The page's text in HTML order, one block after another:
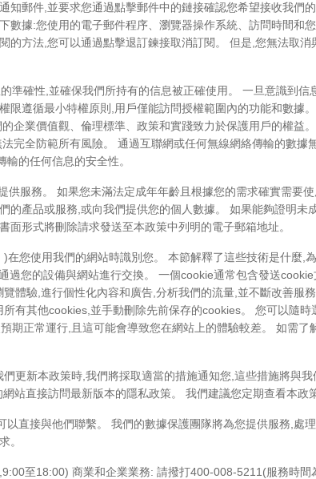
郵件,並要求您通過點擊郵件中的鏈接確認您希望接收我們
據:您使用的電子郵件程序、瀏覽器操作系統、訪問時間和
方法,您可以通過點擊退訂鍊接取消訂閱。 但是,您無法取
確性,並確保我們所持有的信息被正確使用。 一旦意識到信
遵循最小特權原則,用戶僅能訪問授權範圍內的功能和數據
企業價值觀、倫理標準、政策和實踐致力於保護用戶的權益
完全防範所有風險。 通過互聯網或任何無線網絡傳輸的數據
的任何信息的安全性。
服務。 如果您未滿法定成年年齡且根據您的需求確實需要
產品或服務,或向我們提供您的個人數據。 如果能夠證明未
形式將刪除請求發送至本政策中列明的電子郵箱地址。
您使用我們的網站時識別您。 本節解釋了這些技術是什麼,
您的設備與網站進行交換。 一個cookie通常包含發送
體驗,進行個性化內容和廣告,分析我們的流量,並不斷改善服
有其他cookies,並手動刪除先前保存的cookies。 您可以隨
正常運行,且這可能會導致您在網站上的體驗較差。 如需了
更新本政策時,我們將採取適當的措施通知您,這些措施將與
直接訪問最新版本的隱私政策。 我們建議您定期查看本政
直接與他們聯繫。 我們的數據保護團隊將為您提供服務,處
。
至18:00) 商業和企業業務: 請撥打400-008-5211(服務時